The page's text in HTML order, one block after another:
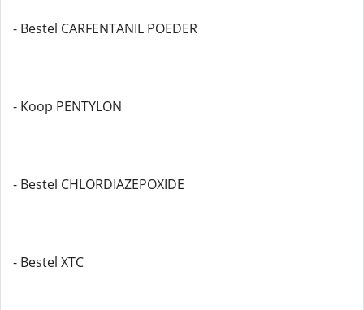
- Bestel CARFENTANIL POEDER
- Koop PENTYLON
- Bestel CHLORDIAZEPOXIDE
- Bestel XTC